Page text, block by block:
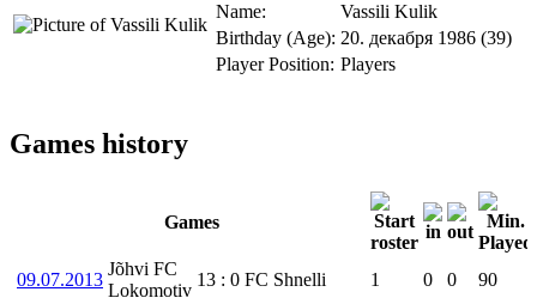
Name:
Vassili Kulik
Birthday (Age): 20. декабря 1986 (39)
Player Position: Players
Games history
Games
09.07.2013
Jõhvi FC
Lokomotiv
13 : 0 FC Shnelli 1 0 0 90